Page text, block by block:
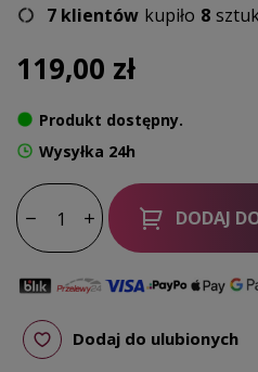
7 klientów kupiło 8
119,00 zł
Produkt dostępny.
Wysyłka 24h
DODAJ
Dodaj do ulubionych